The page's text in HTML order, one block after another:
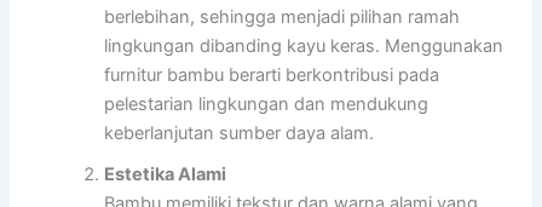
berlebihan, sehingga menjadi pilihan ramah
lingkungan dibanding kayu keras. Menggunakan
furnitur bambu berarti berkontribusi pada
pelestarian lingkungan dan mendukung
keberlanjutan sumber daya alam.
Estetika Alami